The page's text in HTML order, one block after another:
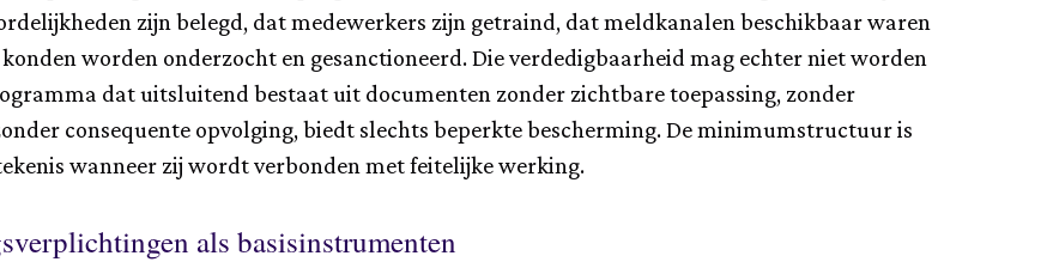
zijn belegd, dat medewerkers zijn getraind, dat meldkanalen beschikbaar waren
worden onderzocht en gesanctioneerd. Die verdedigbaarheid mag echter niet worden
dat uitsluitend bestaat uit documenten zonder zichtbare toepassing, zonder
consequente opvolging, biedt slechts beperkte bescherming. De minimumstructuur is
wanneer zij wordt verbonden met feitelijke werking.
als basisinstrumenten